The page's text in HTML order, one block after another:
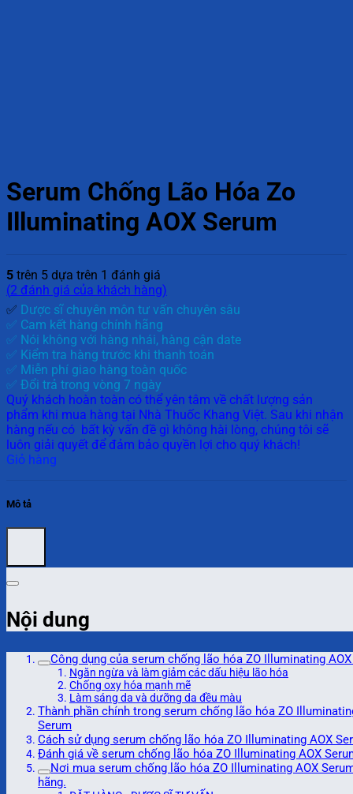
Serum Chống Lão Hóa Zo
Illuminating AOX Serum
5 trên 5 dựa trên 1 đánh giá
(2 đánh giá của khách hàng)
✅ Dược sĩ chuyên môn tư vấn chuyên sâu
✅ Cam kết hàng chính hãng
✅ Nói không với hàng nhái, hàng cận date
✅ Kiểm tra hàng trước khi thanh toán
✅ Miễn phí giao hàng toàn quốc
✅ Đổi trả trong vòng 7 ngày
Quý khách hoàn toàn có thể yên tâm về chất lượng sản
phẩm khi mua hàng tại Nhà Thuốc Khang Việt. Sau khi nhận
hàng nếu có bất kỳ vấn đề gì không hài lòng, chúng tôi sẽ
luôn giải quyết để đảm bảo quyền lợi cho quý khách!
Giỏ hàng
Mô tả
Nội dung
Công dụng của serum chống lão hóa ZO Illuminating
Ngăn ngừa và làm giảm các dấu hiệu lão hóa
Chống oxy hóa mạnh mẽ
Làm sáng da và dưỡng da đều màu
Thành phần chính trong serum chống lão hóa ZO
Serum
Cách sử dụng serum chống lão hóa ZO Illuminating AOX
Đánh giá về serum chống lão hóa ZO Illuminating AOX
Nơi mua serum chống lão hóa ZO Illuminating AOX
hãng.